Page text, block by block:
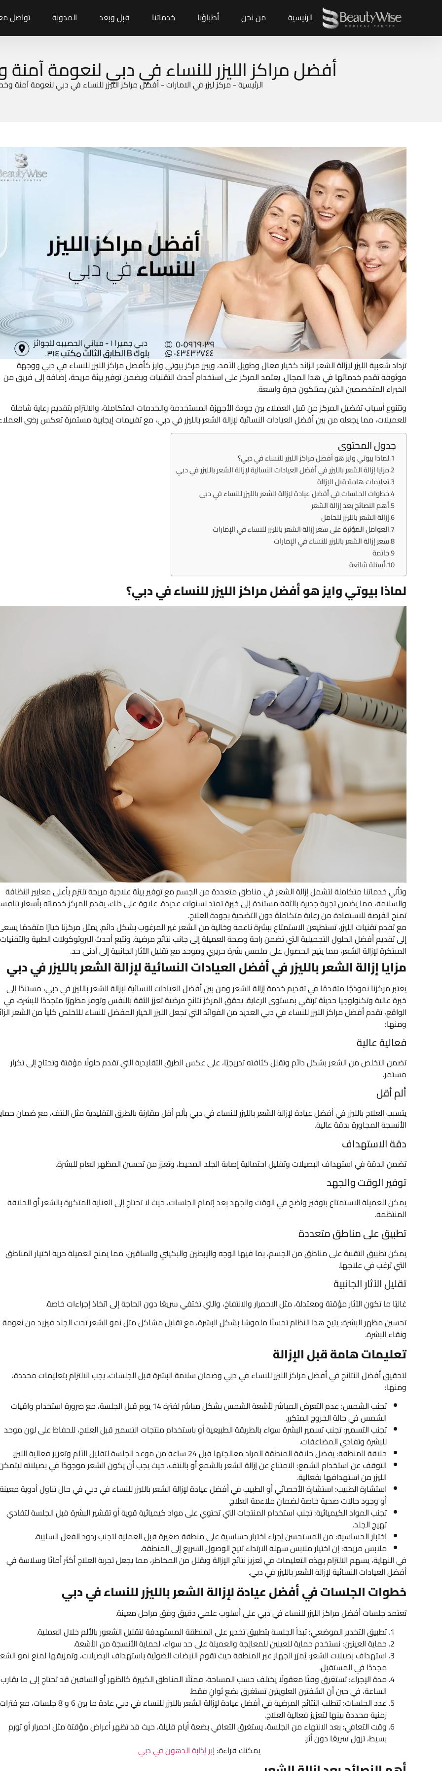
الرئيسية من نحن أطباؤنا خدماتنا قبل وبعد المدونة تواصل
أفضل مراكز الليزر للنساء في دبي لنعومة
الرئيسية-مركز ليزر في الامارات-أفضل مراكز الليزر للنساء في دبي لنعومة آمنة
تزداد شعبية الليزر لإزالة الشعر الزائد كخيار فعال وطويل الأمد، ويبرز مركز بيوتي وايز كأفضل مراكز الليزر للنساء في دبي ووجهة
موثوقة تقدم خدماتها في هذا المجال. يعتمد المركز على استخدام أحدث التقنيات ويضمن توفير بيئة مريحة، إضافة إلى فريق من
الخبراء المتخصصين الذين يمتلكون خبرة واسعة.
وتتنوع أسباب تفضيل المركز من قبل العملاء بين جودة الأجهزة المستخدمة والخدمات المتكاملة، والالتزام بتقديم رعاية شاملة
للعميلات، مما يجعله من بين أفضل العيادات النسائية لإزالة الشعر بالليزر في دبي، مع تقييمات إيجابية مستمرة تعكس رضى
جدول المحتوى
لماذا بيوتي وايز هو أفضل مراكز الليزر للنساء في دبي؟
مزايا إزالة الشعر بالليزر في أفضل العيادات النسائية لإزالة الشعر بالليزر في دبي
تعليمات هامة قبل الإزالة
خطوات الجلسات في أفضل عيادة لإزالة الشعر بالليزر للنساء في دبي
أهم النصائح بعد إزالة الشعر
إزالة الشعر بالليزر للحامل
العوامل المؤثرة على سعر إزالة الشعر بالليزر للنساء في الإمارات
سعر إزالة الشعر بالليزر للنساء في الإمارات
خاتمة
أسئلة شائعة
لماذا بيوتي وايز هو أفضل مراكز الليزر للنساء في دبي؟
وتأتي خدماتنا متكاملة لتشمل إزالة الشعر في مناطق متعددة من الجسم مع توفير بيئة علاجية مريحة تلتزم بأعلى معايير النظافة
والسلامة، مما يضمن تجربة جديرة بالثقة مستندة إلى خبرة تمتد لسنوات عديدة. علاوة على ذلك، يقدم المركز خدماته بأسعار
تمنح الفرصة للاستفادة من رعاية متكاملة دون التضحية بجودة العلاج.
مع تقدم تقنيات الليزر، تستطيعن الاستمتاع ببشرة ناعمة وخالية من الشعر غير المرغوب بشكل دائم. يمثل مركزنا خيارًا متقدمًا
إلى تقديم أفضل الحلول التجميلية التي تضمن راحة وصحة العميلة إلى جانب نتائج مرضية. ونتبع أحدث البروتوكولات الطبية والتقنيات
المبتكرة لإزالة الشعر، مما يتيح الحصول على ملمس بشرة حريري وموحد مع تقليل الآثار الجانبية إلى أدنى حد.
مزايا إزالة الشعر بالليزر في أفضل العيادات النسائية لإزالة الشعر بالليزر في دبي
يعتبر مركزنا نموذجًا متقدمًا في تقديم خدمة إزالة الشعر ومن بين أفضل العيادات النسائية لإزالة الشعر بالليزر في دبي، مستندًا إلى
خبرة عالية وتكنولوجيا حديثة ترتقي بمستوى الرعاية. يحقق المركز نتائج مرضية تعزز الثقة بالنفس وتوفر مظهرًا متجددًا للبشرة، في
الواقع، تقدم أفضل مراكز الليزر للنساء في دبي العديد من الفوائد التي تجعل الليزر الخيار المفضل للنساء للتخلص كلياً من الشعر
ومنها:
فعالية عالية
تضمن التخلص من الشعر بشكل دائم وتقلل كثافته تدريجيًا، على عكس الطرق التقليدية التي تقدم حلولًا مؤقتة وتحتاج إلى تكرار
مستمر.
ألم أقل
يتسبب العلاج بالليزر في أفضل عيادة لإزالة الشعر بالليزر للنساء في دبي بألم أقل مقارنة بالطرق التقليدية مثل النتف، مع ضمان
الأنسجة المجاورة بدقة عالية.
دقة الاستهداف
تضمن الدقة في استهداف البصيلات وتقليل احتمالية إصابة الجلد المحيط، وتعزز من تحسين المظهر العام للبشرة.
توفير الوقت والجهد
يمكن للعميلة الاستمتاع بتوفير واضح في الوقت والجهد بعد إتمام الجلسات، حيث لا تحتاج إلى العناية المتكررة بالشعر أو الحلاقة
المنتظمة.
تطبيق على مناطق متعددة
يمكن تطبيق التقنية على مناطق من الجسم، بما فيها الوجه والإبطين والبكيني والساقين، مما يمنح العميلة حرية اختيار المناطق
التي ترغب في علاجها.
تقليل الآثار الجانبية
غالبًا ما تكون الآثار مؤقتة ومعتدلة، مثل الاحمرار والانتفاخ، والتي تختفي سريعًا دون الحاجة إلى اتخاذ إجراءات خاصة.
تحسين مظهر البشرة: يتيح هذا النظام تحسنًا ملموسًا بشكل البشرة، مع تقليل مشاكل مثل نمو الشعر تحت الجلد فيزيد من نعومة
ونقاء البشرة.
تعليمات هامة قبل الإزالة
لتحقيق أفضل النتائج في أفضل مراكز الليزر للنساء في دبي وضمان سلامة البشرة قبل الجلسات، يجب الالتزام بتعليمات محددة،
ومنها:
تجنب الشمس: عدم التعرض المباشر لأشعة الشمس بشكل مباشر لفترة 14 يوم قبل الجلسة، مع ضرورة استخدام واقيات
الشمس في حالة الخروج المتكرر.
تجنب التسمير: تجنب تسمير البشرة سواء بالطريقة الطبيعية أو باستخدام منتجات التسمير قبل العلاج، للحفاظ على لون موحد
للبشرة وتفادي المضاعفات.
حلاقة المنطقة: يفضل حلاقة المنطقة المراد معالجتها قبل 24 ساعة من موعد الجلسة لتقليل الألم وتعزيز فعالية الليزر.
التوقف عن استخدام الشمع: الامتناع عن إزالة الشعر بالشمع أو بالنتف، حيث يجب أن يكون الشعر موجودًا في بصيلاته
الليزر من استهدافها بفعالية.
استشارة الطبيب: استشارة الأخصائي أو الطبيب في أفضل عيادة لإزالة الشعر بالليزر للنساء في دبي في حال تناول أدوية معينة
أو وجود حالات صحية خاصة لضمان ملاءمة العلاج.
تجنب المواد الكيميائية: تجنب استخدام المنتجات التي تحتوي على مواد كيميائية قوية أو تقشير البشرة قبل الجلسة لتفادي
تهيج الجلد.
اختبار الحساسية: من المستحسن إجراء اختبار حساسية على منطقة صغيرة قبل العملية لتجنب ردود الفعل السلبية.
ملابس مريحة: إن اختيار ملابس سهلة الارتداء تتيح الوصول السريع إلى المنطقة.
في النهاية، يسهم الالتزام بهذه التعليمات في تعزيز نتائج الإزالة ويقلل من المخاطر، مما يجعل تجربة العلاج أكثر أمانًا وسلاسة في
أفضل العيادات النسائية لإزالة الشعر بالليزر في دبي.
خطوات الجلسات في أفضل عيادة لإزالة الشعر بالليزر للنساء في دبي
تعتمد جلسات أفضل مراكز الليزر للنساء في دبي على أسلوب علمي دقيق وفق مراحل معينة.
تطبيق التخدير الموضعي: تبدأ الجلسة بتطبيق تخدير على المنطقة المستهدفة لتقليل الشعور بالألم خلال العملية.
حماية العينين: نستخدم حماية للعينين للمعالِجة والعميلة على حد سواء، لحماية الأنسجة من الأشعة.
استهداف بصيلات الشعر: يُمرَر الجهاز عبر المنطقة حيث تقوم النبضات الضوئية باستهداف البصيلات، وتمزيقها لمنع نمو
مجددًا في المستقبل.
مدة الإجراء: تستغرق وقتًا معقولًا يختلف حسب المساحة، فمثلًا المناطق الكبيرة كالظهر أو الساقين قد تحتاج إلى ما يقارب
الساعة، في حين أن الشفتين العلويتين تستغرق بضع ثوانٍ فقط.
عدد الجلسات: تتطلب النتائج المرضية في أفضل عيادة لإزالة الشعر بالليزر للنساء في دبي عادة ما بين 6 و 8 جلسات، مع فترات
زمنية محددة بينها لتعزيز فعالية العلاج.
وقت التعافي: بعد الانتهاء من الجلسة، يستغرق التعافي بضعة أيام قليلة، حيث قد تظهر أعراض مؤقتة مثل احمرار أو تورم
بسيط، تزول سريعًا دون أثر.
يمكنك قراءة:إبر إذابة الدهون في دبي